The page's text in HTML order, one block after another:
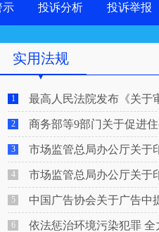
示 投诉分析 投诉举报
实用法规
1 最高人民法院发布《关于审理侵害知识产权民事纠纷
2 商务部等9部门关于促进住宿业高
3 市场监管总局办公厅关于印发 《〈中华人民共和国广告法〉
4 市场监管总局办公厅关于印发 《〈中华人民共和国广告法〉
5 中国广告协会关于广告中提示性用
6 依法惩治环境污染犯罪 全力维护国家生态安全 “两高”公布《关于修改〈最高人民法院、最高人民检察院关于